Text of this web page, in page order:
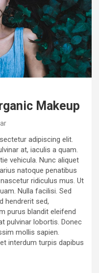
Makeup
adipiscing elit.
at, iaculis a quam.
vehicula. Nunc aliquet
natoque penatibus
ridiculus mus. Ut
Nulla facilisi. Sed
hendrerit sed,
purus blandit eleifend
pulvinar lobortis. Donec
mollis sapien.
interdum turpis dapibus